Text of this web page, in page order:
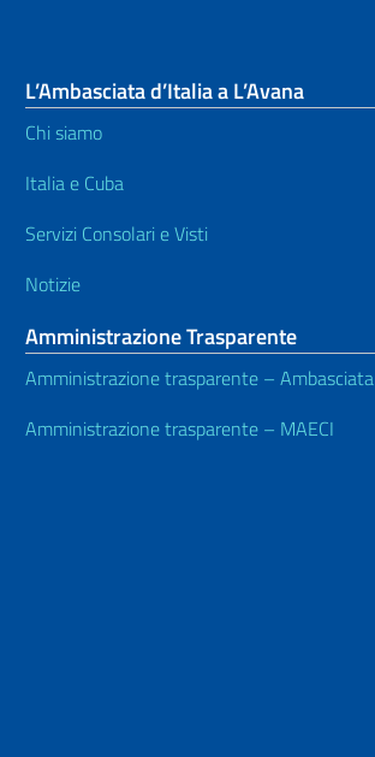
L’Ambasciata d’Italia a L’Avana
Chi siamo
Italia e Cuba
Servizi Consolari e Visti
Notizie
Amministrazione Trasparente
Amministrazione trasparente – Ambasciata
Amministrazione trasparente – MAECI